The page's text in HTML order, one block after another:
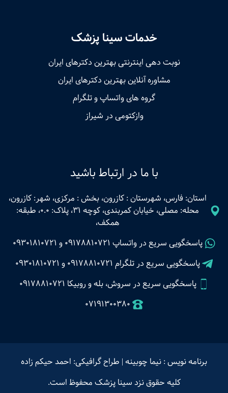
خدمات سینا پزشک
نوبت‌ دهی اینترنتی بهترین دکترهای ایران
مشاوره آنلاین بهترین دکترهای ایران
گروه های واتساپ و تلگرام
وازکتومی در شیراز
با ما در ارتباط باشید
استان: فارس، شهرستان : کازرون، بخش : مرکزی، شهر: کازرون،
محله: مصلی، خیابان کمربندی، کوچه 31، پلاک: 0.0، طبقه:
همکف،
پاسخگویی سریع در واتساپ 09178810721 و 09301810721
پاسخگویی سریع در تلگرام 09178810721 و 09301810721
پاسخگویی سریع در سروش، بله و روبیکا 09178810721
07191300380
برنامه نویس : نیما چوبینه | طراح گرافیکی: احمد حیکم زاده
کلیه حقوق نزد سینا پزشک محفوظ است.